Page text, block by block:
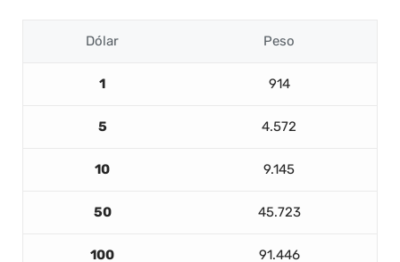
Dólar Peso
1 914
5 4.572
10 9.145
50 45.723
100 91.446